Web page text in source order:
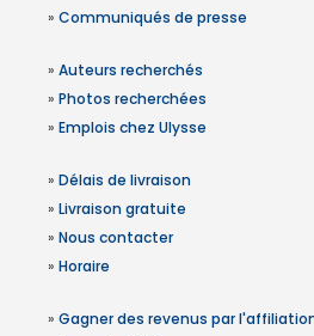
» Communiqués de presse
» Auteurs recherchés
» Photos recherchées
» Emplois chez Ulysse
» Délais de livraison
» Livraison gratuite
» Nous contacter
» Horaire
» Gagner des revenus par